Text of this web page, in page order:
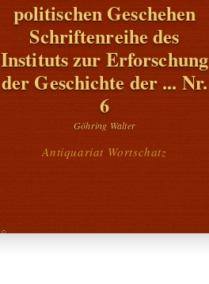
politischen Geschehen
Schriftenreihe des
Instituts zur Erforschung
der Geschichte der ... Nr.
6
Göhring Walter
Antiquariat Wortschatz